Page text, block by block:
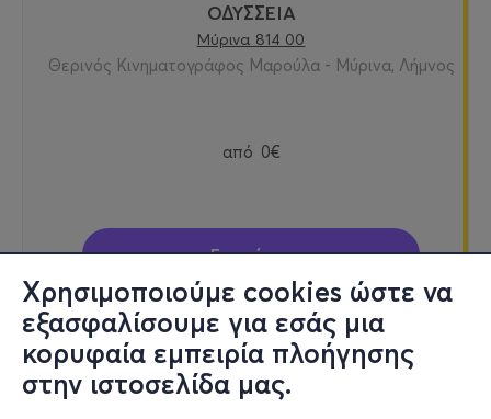
Χρησιμοποιούμε cookies ώστε να
εξασφαλίσουμε για εσάς μια
κορυφαία εμπειρία πλοήγησης
στην ιστοσελίδα μας.
ΟΔΥΣΣΕΙΑ
Μύρινα 814 00
Θερινός Κινηματογράφος Μαρούλα - Μύρινα, Λήμνος
από 0€
Εισιτήρια
Κυρ, 9/8
21:30